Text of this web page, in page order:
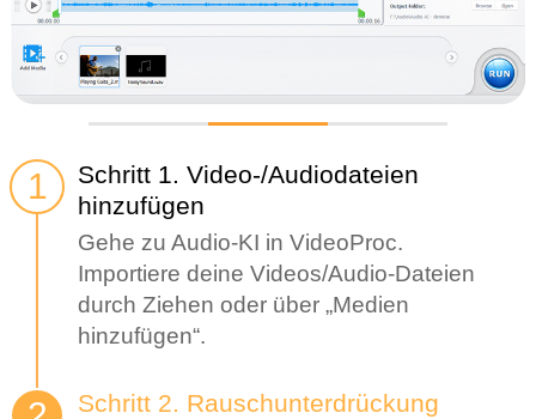
Schritt 1. Video-/Audiodateien
hinzufügen
Gehe zu Audio-KI in VideoProc.
Importiere deine Videos/Audio-Dateien
durch Ziehen oder über „Medien
hinzufügen“.
Schritt 2. Rauschunterdrückung